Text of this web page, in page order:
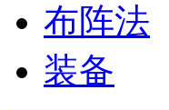
布阵法
装备